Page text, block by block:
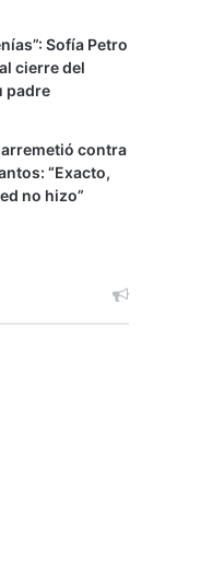
Sofía Petro
cierre del
padre
arremetió contra
“Exacto,
no hizo”